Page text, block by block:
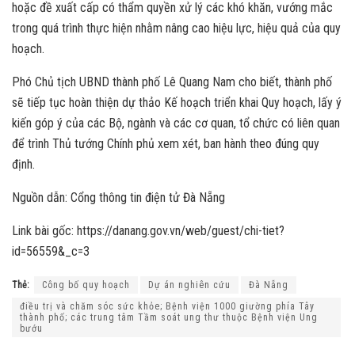
hoặc đề xuất cấp có thẩm quyền xử lý các khó khăn, vướng mắc
trong quá trình thực hiện nhằm nâng cao hiệu lực, hiệu quả của quy
hoạch.
Phó Chủ tịch UBND thành phố Lê Quang Nam cho biết, thành phố
sẽ tiếp tục hoàn thiện dự thảo Kế hoạch triển khai Quy hoạch, lấy ý
kiến góp ý của các Bộ, ngành và các cơ quan, tổ chức có liên quan
để trình Thủ tướng Chính phủ xem xét, ban hành theo đúng quy
định.
Nguồn dẫn: Cổng thông tin điện tử Đà Nẵng
Link bài gốc: https://danang.gov.vn/web/guest/chi-tiet?
id=56559&_c=3
Thẻ: Công bố quy hoạch Dự án nghiên cứu
Đà Nẵng
điều trị và chăm sóc sức khỏe; Bệnh viện 1000 giường phía Tây
thành phố; các trung tâm Tầm soát ung thư thuộc Bệnh viện Ung
bướu